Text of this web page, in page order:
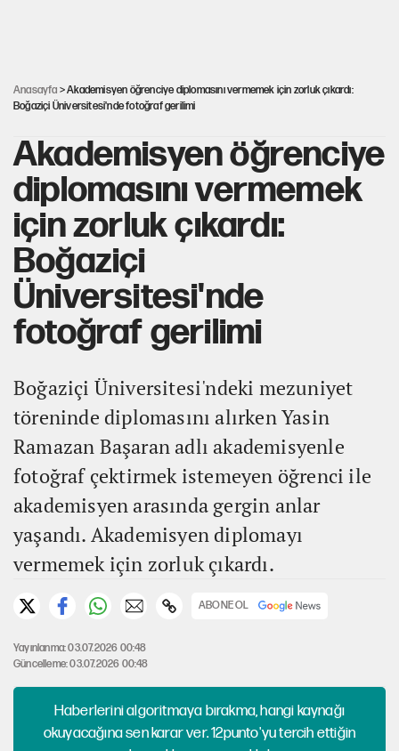
Anasayfa > Akademisyen öğrenciye diplomasını vermemek için zorluk çıkardı:
Boğaziçi Üniversitesi'nde fotoğraf gerilimi
Akademisyen öğrenciye
diplomasını vermemek
için zorluk çıkardı:
Boğaziçi
Üniversitesi'nde
fotoğraf gerilimi
Boğaziçi Üniversitesi'ndeki mezuniyet
töreninde diplomasını alırken Yasin
Ramazan Başaran adlı akademisyenle
fotoğraf çektirmek istemeyen öğrenci ile
akademisyen arasında gergin anlar
yaşandı. Akademisyen diplomayı
vermemek için zorluk çıkardı.
ABONE OL
Yayınlanma: 03.07.2026 00:48
Güncelleme: 03.07.2026 00:48
Haberlerini algoritmaya bırakma, hangi kaynağı
okuyacağına sen karar ver. 12punto'yu tercih ettiğin